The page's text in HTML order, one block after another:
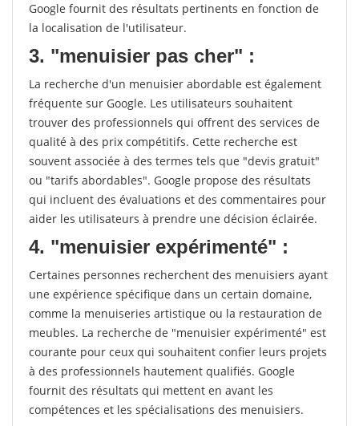
Google fournit des résultats pertinents en fonction de
la localisation de l'utilisateur.
3. "menuisier pas cher" :
La recherche d'un menuisier abordable est également
fréquente sur Google. Les utilisateurs souhaitent
trouver des professionnels qui offrent des services de
qualité à des prix compétitifs. Cette recherche est
souvent associée à des termes tels que "devis gratuit"
ou "tarifs abordables". Google propose des résultats
qui incluent des évaluations et des commentaires pour
aider les utilisateurs à prendre une décision éclairée.
4. "menuisier expérimenté" :
Certaines personnes recherchent des menuisiers ayant
une expérience spécifique dans un certain domaine,
comme la menuiseries artistique ou la restauration de
meubles. La recherche de "menuisier expérimenté" est
courante pour ceux qui souhaitent confier leurs projets
à des professionnels hautement qualifiés. Google
fournit des résultats qui mettent en avant les
compétences et les spécialisations des menuisiers.